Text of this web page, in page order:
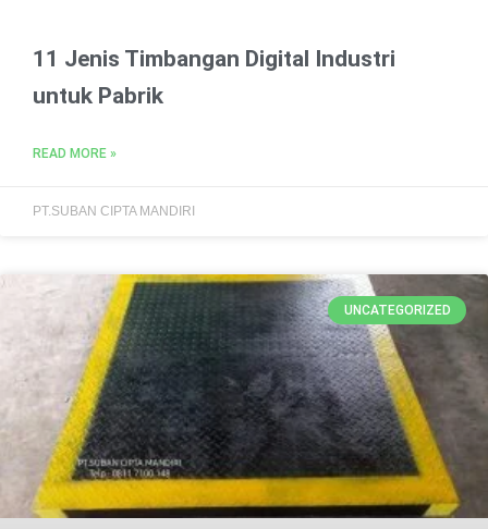
11 Jenis Timbangan Digital Industri
untuk Pabrik
READ MORE »
PT.SUBAN CIPTA MANDIRI
UNCATEGORIZED